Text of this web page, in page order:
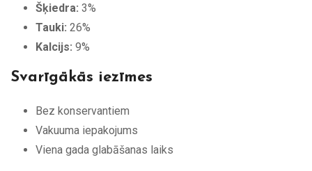
Šķiedra: 3%
Tauki: 26%
Kalcijs: 9%
Svarīgākās iezīmes
Bez konservantiem
Vakuuma iepakojums
Viena gada glabāšanas laiks